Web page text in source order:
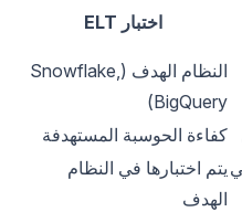
اختبار ELT
النظام الهدف (Snowflake,
BigQuery)
كفاءة الحوسبة المستهدفة
يتم اختبارها في النظام
الهدف